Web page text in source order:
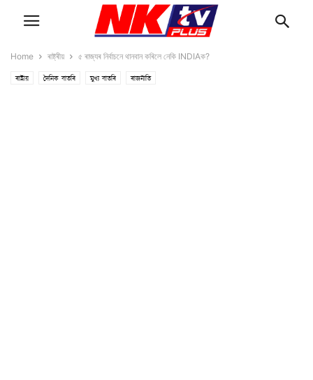
Home ৰাষ্ট্ৰীয় ৫ ৰাজ্যৰ নিৰ্বাচনে থানবান কৰিলে নেকি INDIAক?
ৰাষ্ট্ৰীয় দৈনিক বাতৰি মুখ্য বাতৰি ৰাজনীতি